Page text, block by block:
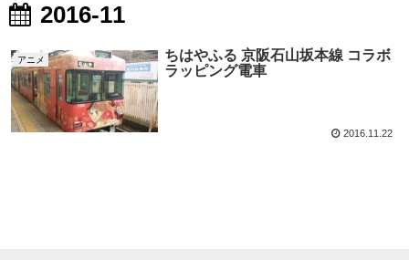
2016-11
アニメ
ちはやふる 京阪石山坂本線 コラボ
ラッピング電車
2016.11.22